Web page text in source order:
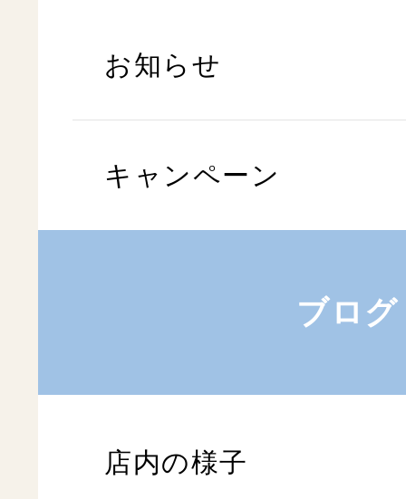
お知らせ
キャンペーン
ブログ
店内の様子